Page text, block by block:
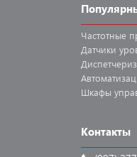
Частотные
Датчики
Шкафы
Контакты